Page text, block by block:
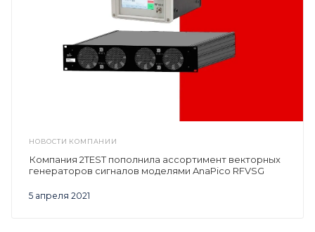
НОВОСТИ КОМПАНИИ
5 апреля 2021
Компания 2TEST пополнила ассортимент векторных
генераторов сигналов моделями AnaPico RFVSG